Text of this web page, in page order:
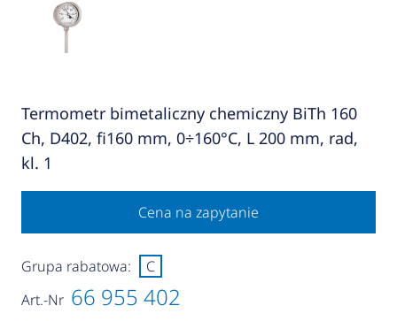
Termometr bimetaliczny chemiczny BiTh 160
Ch, D402, fi160 mm, 0÷160°C, L 200 mm, rad,
kl. 1
Cena na zapytanie
Art.-Nr 66 955 402
Grupa rabatowa: C